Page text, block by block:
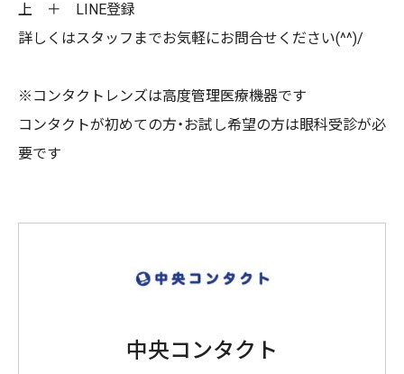
上 ＋ LINE登録
詳しくはスタッフまでお気軽にお問合せください(^^)/
※コンタクトレンズは高度管理医療機器です
コンタクトが初めての方・お試し希望の方は眼科受診が必
要です
中央コンタクト